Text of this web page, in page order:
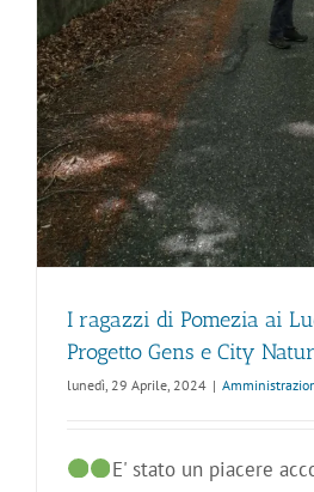
I ragazzi di Pomezia ai
Progetto Gens e City
lunedì, 29 Aprile, 2024 |
E' stato un piacere